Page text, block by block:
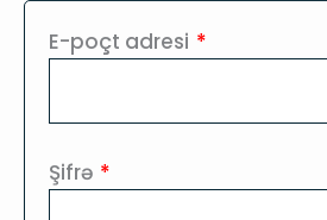
E-poçt adresi *
Şifrə *